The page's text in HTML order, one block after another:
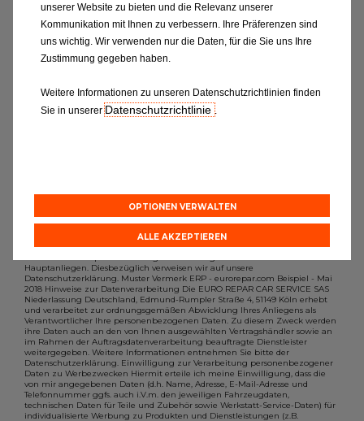
Wenn Sie Informationen zu EUROREPAR
CAR SERVICE erhalten oder von unserer
Kundenbetreuung kontaktiert werden
möchten, dann füllen Sie bitte das
Formular aus.
Hauptanliegen. Diesbezüglich verweisen wir auf unsere
Datenschutzerklärung. Muster Vermerk ERP - eurorepar.com Beispiel - Mai
2018 Hinweise zur Datenverarbeitung Die EURO REPAR CAR SERVICE SAS
Niederlassung Deutschland, Edmund-Rumpler Straße 4, 51149 Köln erhebt
und verarbeitet zur ordnungsgemäßen Abwicklung Ihres Anliegens als
Verantwortlicher Ihre personenbezogenen Daten. Zu diesem Zweck werden
ihre Daten auch an den von Ihnen ausgewählten Vertragshändler sowie an
im Rahmen der Auftragsdatenverarbeitung beauftragte Dienstleister
weitergegeben. Weitere Informationen entnehmen Sie bitte der
Datenschutzerklärung. Einwilligung zur Verarbeitung personenbezogener
Daten zu Werbezwecken Hiermit erteile ich meine Einwilligung, dass die
von mir angegebenen Daten (d.h. Name, Adresse, E-Mail-Adresse und
Telefonnummer ggfs. auch i.V.m. den jeweiligen Fahrzeugdaten,
technischen Daten für Teile und Zubehör sowie Werkstatt-Service-Daten) für
individualisierte Werbung zu Produkten und Dienstleistungen (z.B.
unserer Website zu bieten und die Relevanz unserer
Kommunikation mit Ihnen zu verbessern. Ihre Präferenzen sind
uns wichtig. Wir verwenden nur die Daten, für die Sie uns Ihre
Zustimmung gegeben haben.
Weitere Informationen zu unseren Datenschutzrichtlinien finden
Sie in unsererDatenschutzrichtlinie .
OPTIONEN VERWALTEN
ALLE AKZEPTIEREN